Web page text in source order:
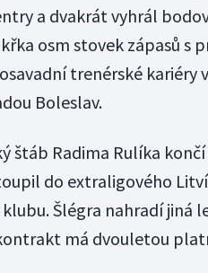
a dvakrát vyhrál
osm stovek zápasů s
trenérské kariéry
Boleslav.
štáb Radima Rulíka
do extraligového
Šlégra nahradí jiná
má dvouletou